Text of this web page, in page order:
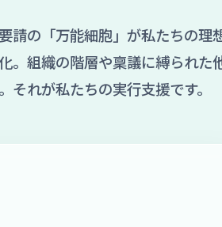
要請の「万能細胞」が私たちの
。組織の階層や稟議に縛られた
それが私たちの実行支援です。